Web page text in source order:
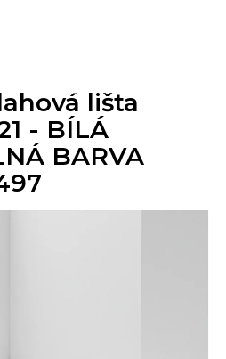
lišta
- BÍLÁ
BARVA